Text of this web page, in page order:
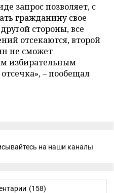
запрос позволяет, с
гражданину свое
стороны, все
отсекаются, второй
не сможет
избирательным
– пообещал
на наши каналы
(158)